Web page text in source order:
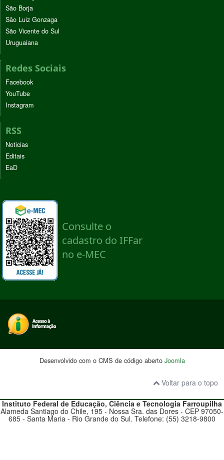
São Borja
São Luiz Gonzaga
São Vicente do Sul
Uruguaiana
Redes Sociais
Facebook
YouTube
Instagram
RSS
Noticias
Editais
EaD
Desenvolvido com o CMS de código aberto Joomla
Voltar para o topo
Instituto Federal de Educação, Ciência e TecnologiaFarroupilha
Alameda Santiago do Chile, 195 - Nossa Sra. das Dores - CEP 97050-
685 - Santa Maria - Rio Grande do Sul. Telefone: (55) 3218-9800